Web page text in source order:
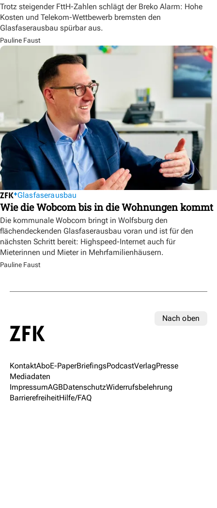
Trotz steigender FttH-Zahlen schlägt der Breko Alarm: Hohe
Kosten und Telekom-Wettbewerb bremsten den
Glasfaserausbau spürbar aus.
Pauline Faust
Glasfaserausbau
Wie die Wobcom bis in die Wohnungen kommt
Die kommunale Wobcom bringt in Wolfsburg den
flächendeckenden Glasfaserausbau voran und ist für den
nächsten Schritt bereit: Highspeed-Internet auch für
Mieterinnen und Mieter in Mehrfamilienhäusern.
Pauline Faust
Nach oben
KontaktAboE-PaperBriefingsPodcastVerlagPresse
Mediadaten
ImpressumAGBDatenschutzWiderrufsbelehrung
BarrierefreiheitHilfe/FAQ